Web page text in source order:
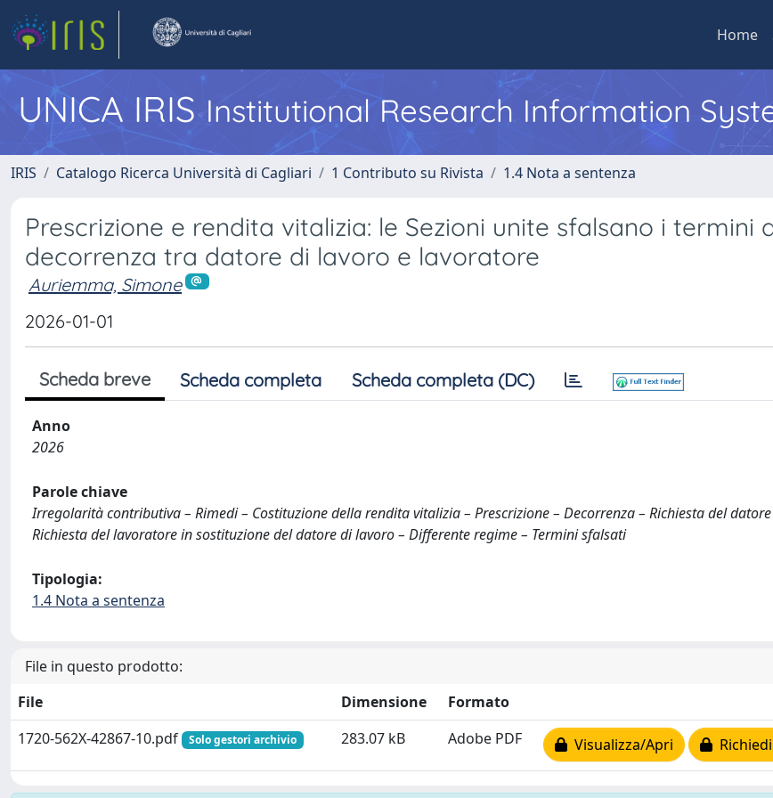
Home
UNICA IRISInstitutional Research Information
IRIS Catalogo Ricerca Università di Cagliari 1 Contributo su Rivista 1.4 Nota a sentenza
Prescrizione e rendita vitalizia: le Sezioni unite sfalsano i termini
decorrenza tra datore di lavoro e lavoratore
Auriemma, Simone
2026-01-01
Scheda breve Scheda completa Scheda completa (DC)
Anno
2026
Parole chiave
Irregolarità contributiva – Rimedi – Costituzione della rendita vitalizia – Prescrizione – Decorrenza – Richiesta del
Richiesta del lavoratore in sostituzione del datore di lavoro – Differente regime – Termini sfalsati
Tipologia:
1.4 Nota a sentenza
File in questo prodotto:
File
Dimensione
Formato
1720-562X-42867-10.pdf
Solo gestori archivio 283.07 kB Adobe PDF Visualizza/Apri